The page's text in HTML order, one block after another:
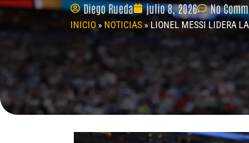
Diego Rueda julio 8, 2026 No
INICIO » NOTICIAS» LIONEL MESSI LIDERA